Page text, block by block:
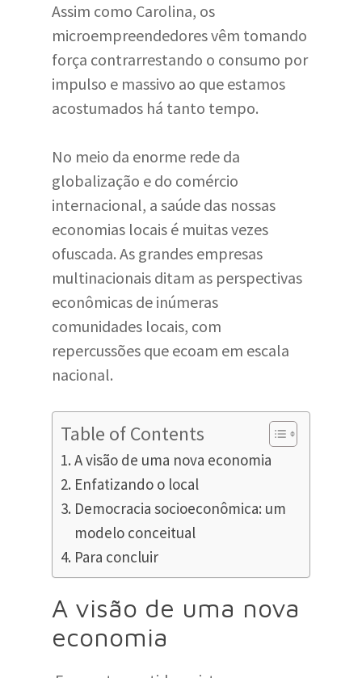
Assim como Carolina, os
microempreendedores vêm tomando
força contrarrestando o consumo por
impulso e massivo ao que estamos
acostumados há tanto tempo.
No meio da enorme rede da
globalização e do comércio
internacional, a saúde das nossas
economias locais é muitas vezes
ofuscada. As grandes empresas
multinacionais ditam as perspectivas
econômicas de inúmeras
comunidades locais, com
repercussões que ecoam em escala
nacional.
Table of Contents
A visão de uma nova economia
Enfatizando o local
Democracia socioeconômica: um
modelo conceitual
Para concluir
A visão de uma nova
economia